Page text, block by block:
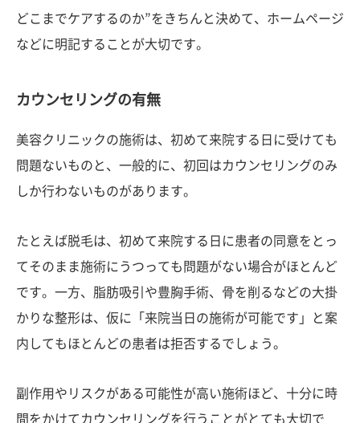
どこまでケアするのか”をきちんと決めて、ホームページ
などに明記することが大切です。
カウンセリングの有無
美容クリニックの施術は、初めて来院する日に受けても
問題ないものと、一般的に、初回はカウンセリングのみ
しか行わないものがあります。
たとえば脱毛は、初めて来院する日に患者の同意をとっ
てそのまま施術にうつっても問題がない場合がほとんど
です。一方、脂肪吸引や豊胸手術、骨を削るなどの大掛
かりな整形は、仮に「来院当日の施術が可能です」と案
内してもほとんどの患者は拒否するでしょう。
副作用やリスクがある可能性が高い施術ほど、十分に時
間をかけてカウンセリングを行うことがとても大切で